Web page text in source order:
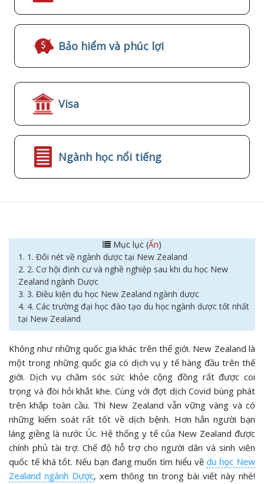
Bảo hiểm và phúc lợi
Visa
Ngành học nổi tiếng
Mục lục (Ẩn)
1. 1. Đôi nét về ngành dược tại New Zealand
2. 2. Cơ hội định cư và nghề nghiệp sau khi du học New
Zealand ngành Dược
3. 3. Điều kiện du học New Zealand ngành dược
4. 4. Các trường đại học đào tạo du học ngành dược tốt nhất
tại New Zealand
Không như những quốc gia khác trên thế giới. New Zealand là
một trong những quốc gia có dịch vụ y tế hàng đầu trên thế
giới. Dịch vụ chăm sóc sức khỏe cộng đồng rất được coi
trọng và đòi hỏi khắt khe. Cùng với đợt dịch Covid bùng phát
trên khắp toàn cầu. Thì New Zealand vẫn vững vàng và có
những kiểm soát rất tốt về dịch bệnh. Hơn hẳn người bạn
láng giềng là nước Úc. Hệ thống y tế của New Zealand được
chính phủ tài trợ. Chế độ hỗ trợ cho người dân và sinh viên
quốc tế khá tốt. Nếu bạn đang muốn tìm hiểu vềdu học New
Zealand ngành Dược, xem thông tin trong bài viết này nhé!